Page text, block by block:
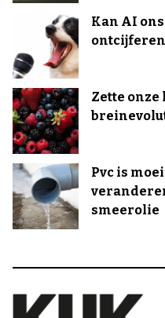
Kan AI
Zette
Pvc is
smeerolie